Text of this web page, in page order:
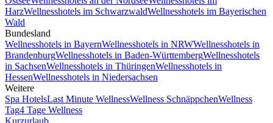
HarzWellnesshotels im SchwarzwaldWellnesshotels im Bayerischen
Wald
Bundesland
Wellnesshotels in BayernWellnesshotels in NRWWellnesshotels in
BrandenburgWellnesshotels in Baden-WürttembergWellnesshotels
in SachsenWellnesshotels in ThüringenWellnesshotels in
HessenWellnesshotels in Niedersachsen
Weitere
Spa HotelsLast Minute WellnessWellness SchnäppchenWellness
Tag4 Tage Wellness
Kurzurlaub